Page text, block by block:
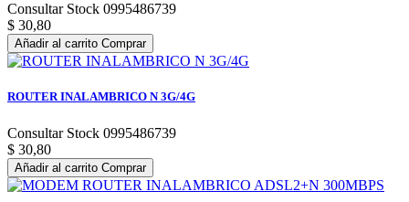
Consultar Stock 0995486739
$ 30,80
Añadir al carrito Comprar
ROUTER INALAMBRICO N 3G/4G
Consultar Stock 0995486739
$ 30,80
Añadir al carrito Comprar